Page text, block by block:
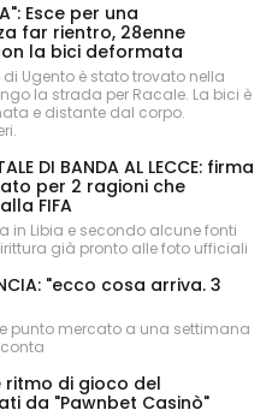
Esce per una
far rientro, 28enne
la bici deformata
Ugento è stato trovato nella
la strada per Racale. La bici è
e distante dal corpo.
DI BANDA AL LECCE: firma
per 2 ragioni che
FIFA
in Libia e secondo alcune fonti
già pronto alle foto ufficiali
"ecco cosa arriva. 3
punto mercato a una settimana
ritmo di gioco del
da "Pawnbet Casinò"